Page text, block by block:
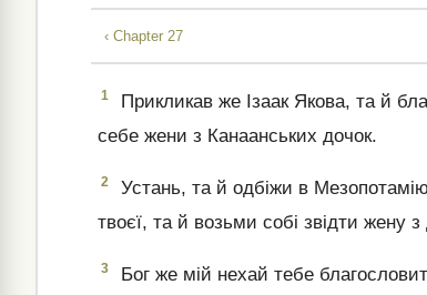
‹ Chapter 27
1
Прикликав же Ізаак Якова, та й
себе жени з Канаанських дочок.
2
Устань, та й одбіжи в
твоєї, та й возьми собі звідти жену
3 Бог же мій нехай тебе